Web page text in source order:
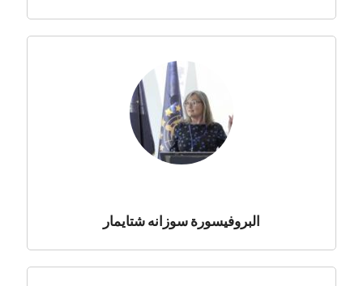
البروفيسورة سوزانه شتايمار